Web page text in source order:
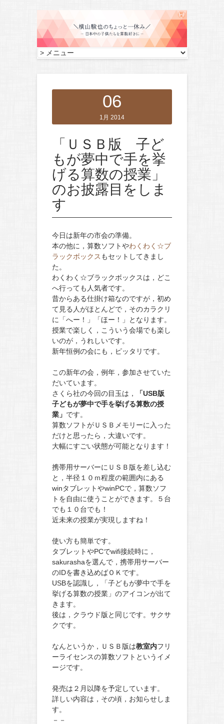
06
1月 2014
「ＵＳＢ版 子ど
もが夢中で手を挙
げる算数の授業」
のお披露目をしま
す
今日は新年の市会の準備。
本の他に，算数ソフトやわくわく☆ブ
ラックボックス もセットしてきまし
た。
わくわく☆ブラックボックスは，どこ
へ行っても人気者です。
昔からある仕掛け箱なのですが，初め
て見る人がほとんどで，そのカラクリ
に「へー！」「ほー！」となります。
授業で楽しく，こういう会場でも楽し
いのが，うれしいです。
新年恒例の会にも，ピッタリです。
この新年の会，例年，参加させていた
だいています。
さくら社の今回の目玉は，
「USB版
子どもが夢中で手を挙げる算数の授
業」 です。
算数ソフトがＵＳＢメモリーに入った
だけと思ったら，大違いです。
大幅にすごい状態が可能となります！
携帯用サーバーにＵＳＢ版を差し込む
と，半径１０ｍ程度の範囲内にある
winタブレットやwinPCで，算数ソフ
トを自由に使うことができます。５台
でも１０台でも！
近未来の授業が実現しますね！
使い方も簡単です。
タブレットやPCでwifi接続時に，
sakurashaを選んで，携帯用サーバー
のIDを書き込めばＯＫです。
USBを認識し，「子どもが夢中で手を
挙げる算数の授業」のアイコンが出て
きます。
後は，クラウド版と同じです。サクサ
クです。
なんというか，ＵＳＢ版は教室内フリ
ーライセンスの算数ソフトというイメ
ージです。
発売は２月以降を予定しています。
詳しい内容は，その頃，お知らせしま
す。
－－